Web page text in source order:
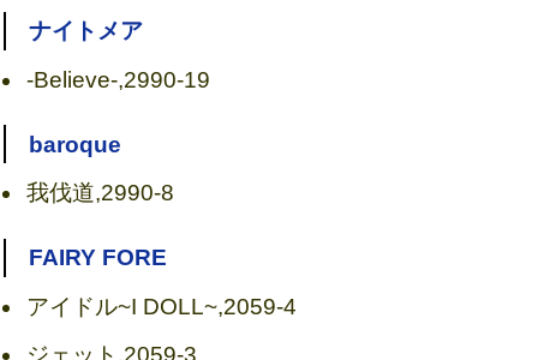
ナイトメア
-Believe-,2990-19
baroque
我伐道,2990-8
FAIRY FORE
アイドル~I DOLL~,2059-4